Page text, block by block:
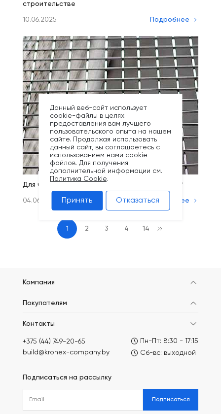
строительстве
10.06.2025 Подробнее
Для чего можно использовать сварную сетку?
04.06.2025 Подробнее
1 2 3 4 14
Компания
Покупателям
Контакты
+375 (44) 749-20-65
build@kronex-company.by
Пн-Пт: 8:30 - 17:15
Сб-вс: выходной
Подписаться на рассылку
Подписаться
Данный веб-сайт использует
cookie-файлы в целях
предоставления вам лучшего
пользовательского опыта на нашем
сайте. Продолжая использовать
данный сайт, вы соглашаетесь с
использованием нами cookie-
файлов. Для получения
дополнительной информации см.
Политика Cookie.
Принять Отказаться